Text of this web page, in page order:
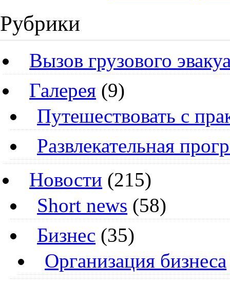
Рубрики
Вызов грузового
Галерея (9)
Путешествовать с
Развлекательная
Новости (215)
Short news (58)
Бизнес (35)
Организация бизнеса